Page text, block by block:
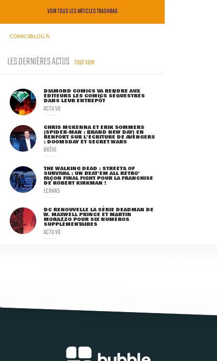
VOIR TOUS LES ARTICLES TRASHBAG
COMICSBLOG.fr
LES DERNIÈRES ACTUS TOUT VOIR
DIAMOND COMICS VA RENDRE AUX
ÉDITEURS LES COMICS SÉQUESTRÉS
DANS LEUR ENTREPÔT
ACTU VO
CHRIS MCKENNA ET ERIK SOMMERS
(SPIDER-MAN : BRAND NEW DAY) EN
RENFORT SUR L'ÉCRITURE DE AVENGERS
: DOOMSDAY ET SECRET WARS
BRÈVE
THE WALKING DEAD : STREETS OF
SURVIVAL : UN BEAT'EM ALL RÉTRO'
FAÇON FINAL FIGHT POUR LA FRANCHISE
DE ROBERT KIRKMAN !
ECRANS
DC RENOUVELLE LA SÉRIE DEADMAN DE
W. MAXWELL PRINCE ET MARTIN
MORAZZO POUR SIX NUMÉROS
SUPPLÉMENTAIRES
ACTU VO